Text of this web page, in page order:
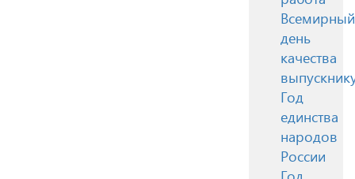
Всемирный
день
качества
Год
единства
народов
России